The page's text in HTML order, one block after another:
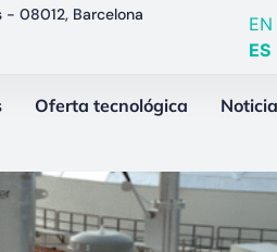
- 08012, Barcelona
EN
ES
Oferta tecnológica